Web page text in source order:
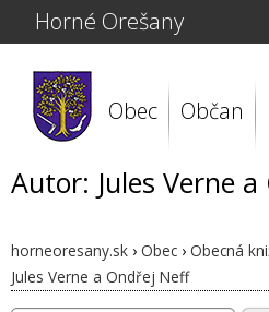
Horné Orešany
Obec Občan
Autor: Jules Verne
horneoresany.sk › Obec › Obecná
Jules Verne a Ondřej Neff